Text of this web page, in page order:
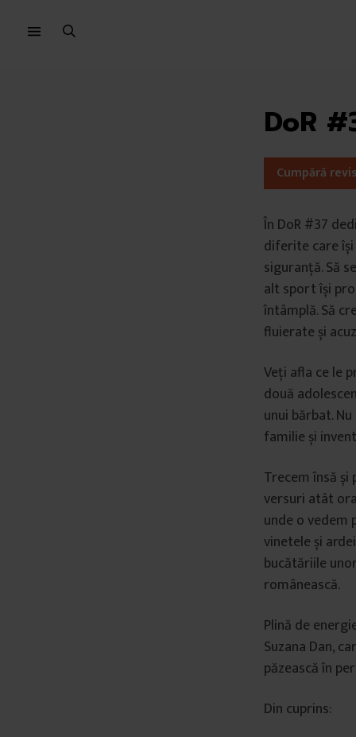
DoR
Cumpără
În DoR #37
diferite care își
siguranță. Să
alt sport își
întâmplă. Să
fluierate și
Veți afla ce le
două
unui bărbat.
familie și
Trecem însă
versuri atât
unde o vedem
vinetele și
bucătăriile
românească.
Plină de
Suzana Dan,
păzească în
Din cuprins: